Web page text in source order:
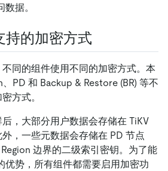
据。
持的加密方式
同的组件使用不同的加密方式。本
PD 和 Backup & Restore (BR) 等不
方式。
，大部分用户数据会存储在 TiKV
，一些元数据会存储在 PD 节点
边界的二级索引密钥。为了能
优势，所有组件都需要启用加密功